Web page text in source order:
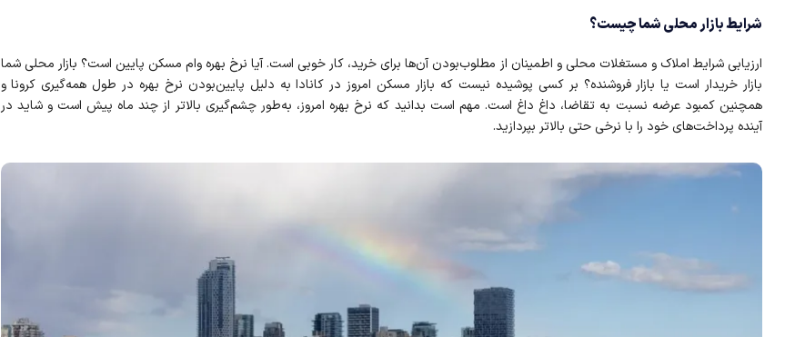
شرایط بازار محلی شما چیست؟
ارزیابی شرایط املاک و مستغلات محلی و اطمینان از مطلوب‌بودن آن‌ها برای خرید، کار خوبی است. آیا نرخ بهره وام مسکن پایین است؟ بازار محلی شما
بازار خریدار است یا بازار فروشنده؟ بر کسی پوشیده نیست که بازار مسکن امروز در کانادا به دلیل پایین‌بودن نرخ بهره در طول همه‌گیری کرونا و
همچنین کمبود عرضه نسبت به تقاضا، داغ داغ است. مهم است بدانید که نرخ بهره امروز، به‌طور چشم‌گیری بالاتر از چند ماه پیش است و شاید در
آینده پرداخت‌های خود را با نرخی حتی بالاتر بپردازید.